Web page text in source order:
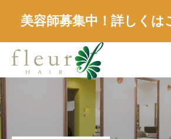
美容師募集中！詳しくは